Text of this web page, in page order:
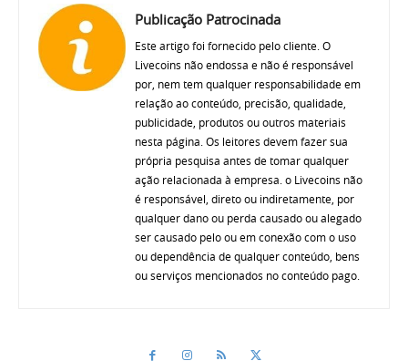
Publicação Patrocinada
Este artigo foi fornecido pelo cliente. O
Livecoins não endossa e não é responsável
por, nem tem qualquer responsabilidade em
relação ao conteúdo, precisão, qualidade,
publicidade, produtos ou outros materiais
nesta página. Os leitores devem fazer sua
própria pesquisa antes de tomar qualquer
ação relacionada à empresa. o Livecoins não
é responsável, direto ou indiretamente, por
qualquer dano ou perda causado ou alegado
ser causado pelo ou em conexão com o uso
ou dependência de qualquer conteúdo, bens
ou serviços mencionados no conteúdo pago.